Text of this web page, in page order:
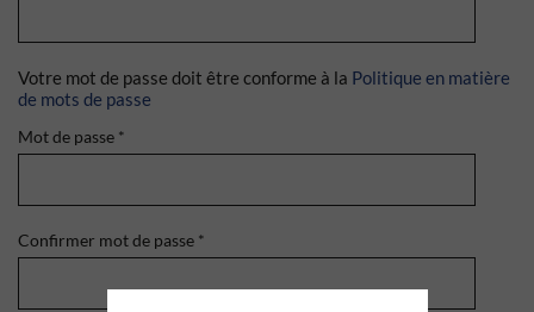
Votre mot de passe doit être conforme à la Politique en matière
de mots de passe
Mot de passe *
Confirmer mot de passe *